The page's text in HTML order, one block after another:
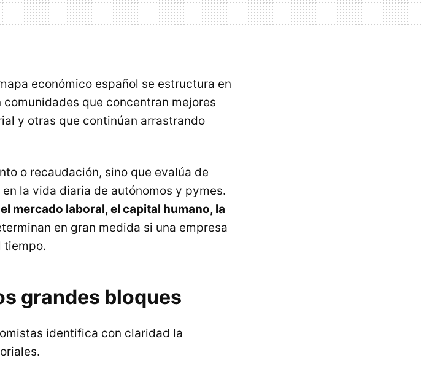
económico español se estructura en
que concentran mejores
y otras que continúan arrastrando
o recaudación, sino que evalúa de
la vida diaria de autónomos y pymes.
mercado laboral, el capital humano, la
en gran medida si una empresa
tiempo.
grandes bloques
identifica con claridad la